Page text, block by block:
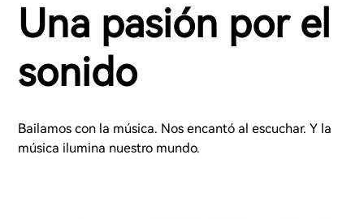
Una pasión por el
sonido
Bailamos con la música. Nos encantó al escuchar. Y la
música ilumina nuestro mundo.